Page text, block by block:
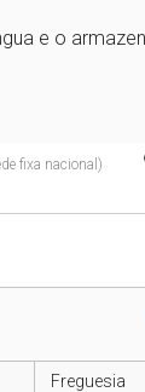
e o
fixa nacional)
Freguesia